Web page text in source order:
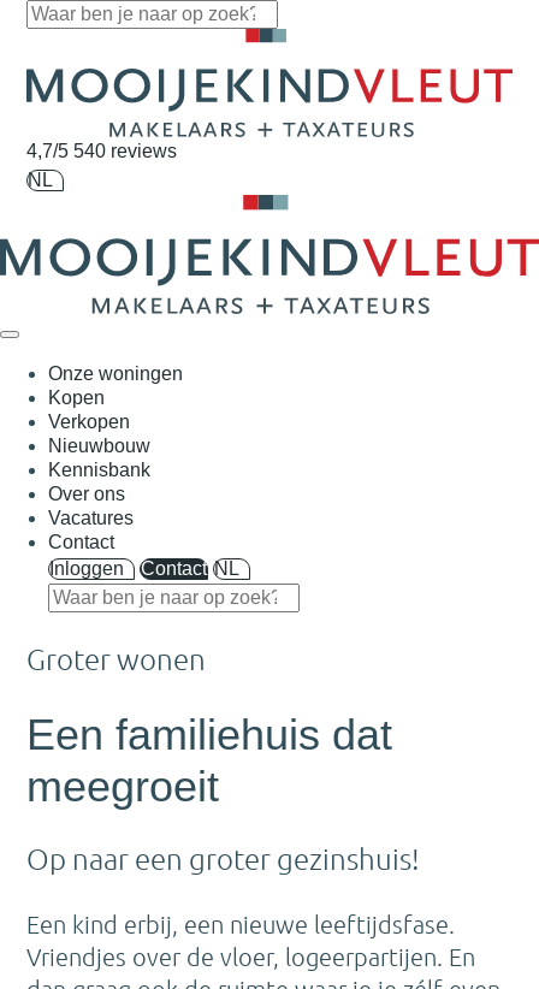
Navigatie overslaan
4,7/5 540 reviews
NL
Onze woningen
Kopen
Verkopen
Nieuwbouw
Kennisbank
Over ons
Vacatures
Contact
Inloggen
Contact NL
Groter wonen
Een familiehuis dat
meegroeit
Op naar een groter gezinshuis!
Een kind erbij, een nieuwe leeftijdsfase.
Vriendjes over de vloer, logeerpartijen. En